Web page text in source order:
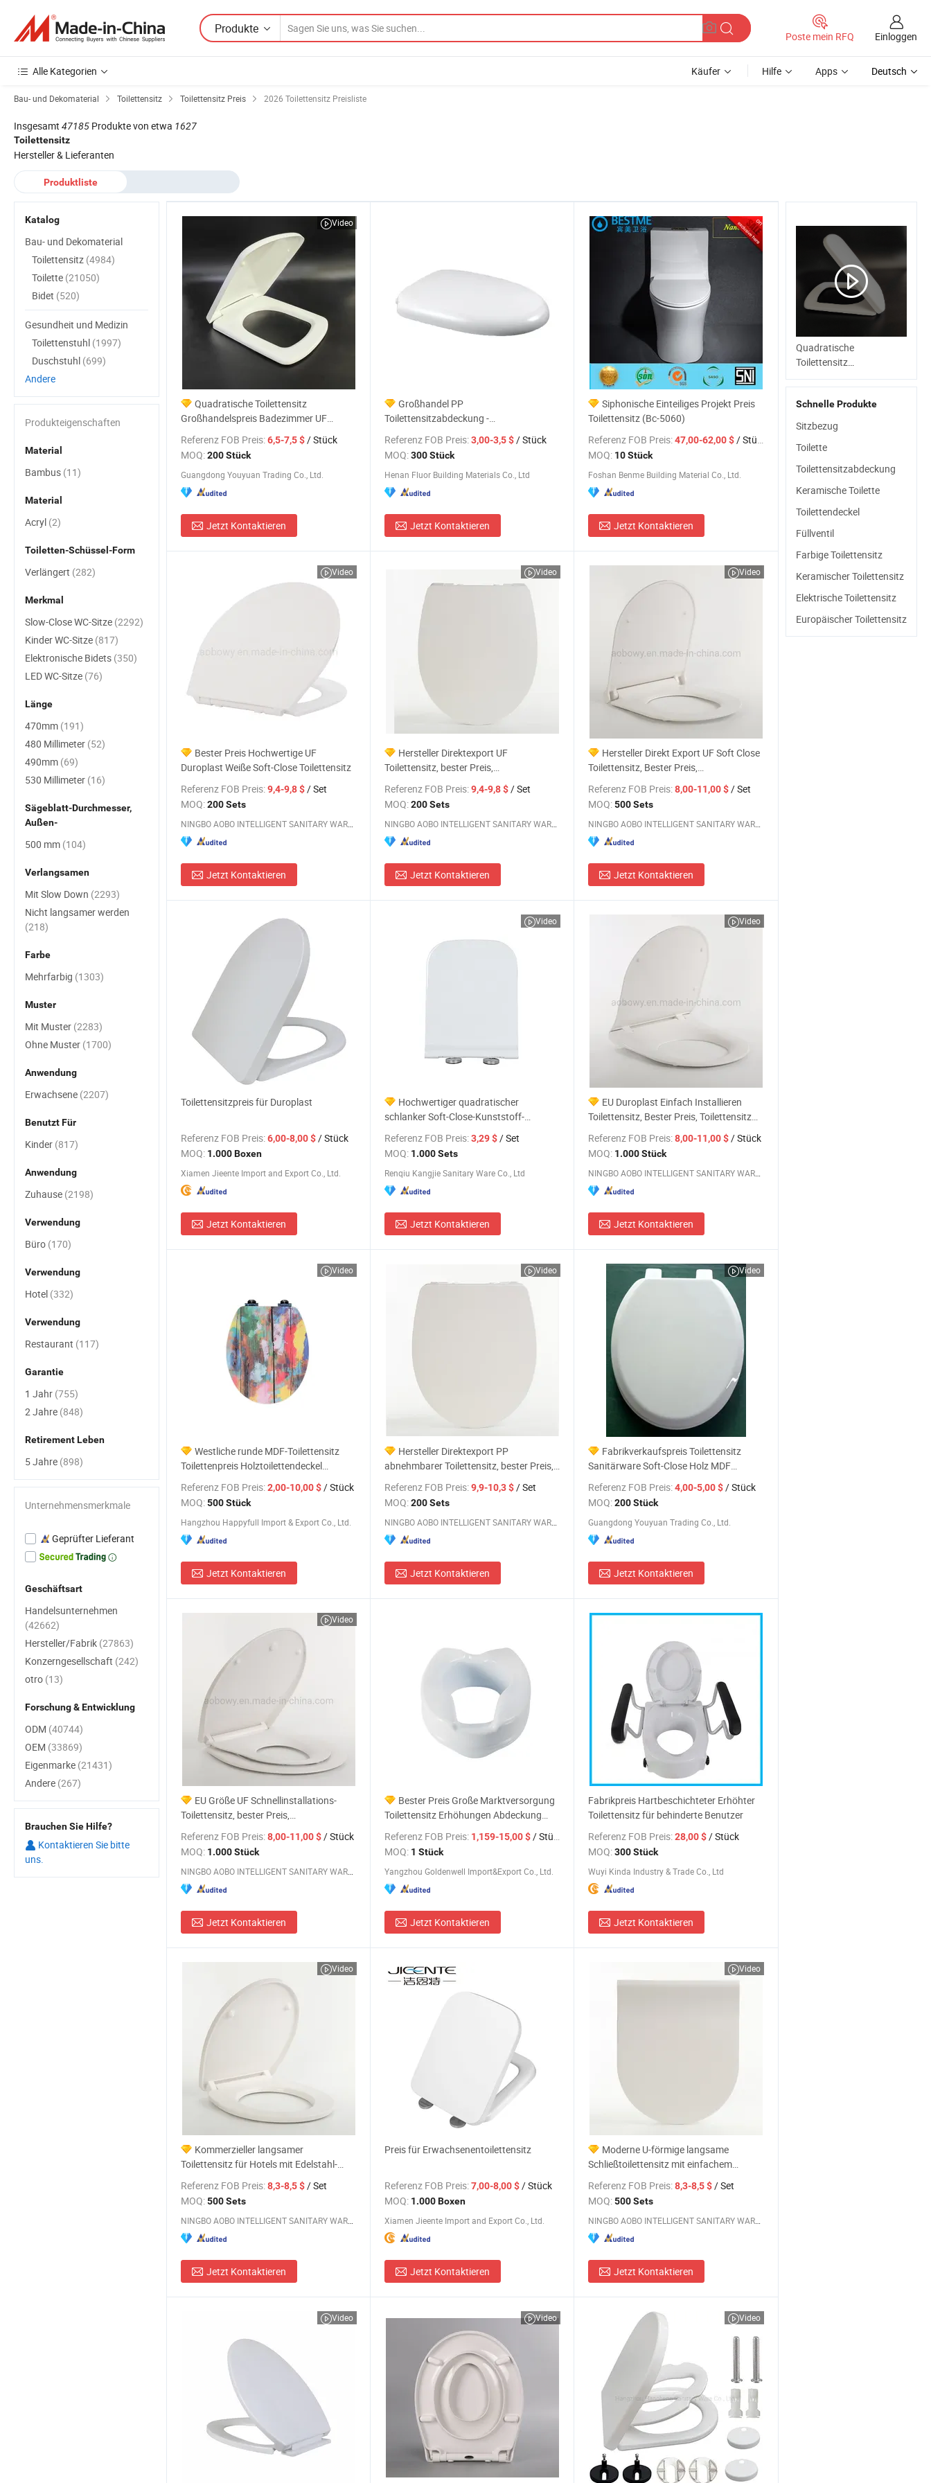
Produkte
Poste mein RFQ Einloggen
Alle Kategorien Käufer Hilfe Apps Deutsch
Bau- und Dekomaterial Toilettensitz Toilettensitz Preis 2026 Toilettensitz Preisliste
Insgesamt 47185 Produkte von etwa 1627
Toilettensitz
Hersteller & Lieferanten
Produktliste
Video
Quadratische Toilettensitz
Großhandelspreis Badezimmer UF
Toilettensitz
Referenz FOB Preis:6,5-7,5 $/ Stück
MOQ:200 Stück
Guangdong Youyuan Trading Co., Ltd.
Jetzt Kontaktieren
Großhandel PP
Toilettensitzabdeckung -
Sanftschließende, geräuschlose, schnell
abnehmbare Universalpassform
Toilettensitz zum Fabrikpreis
Referenz FOB Preis:3,00-3,5 $/ Stück
MOQ:300 Stück
Henan Fluor Building Materials Co., Ltd
Jetzt Kontaktieren
Siphonische Einteiliges Projekt Preis
Toilettensitz (Bc-5060)
Referenz FOB Preis:47,00-62,00 $/ Stück
MOQ: 10 Stück
Foshan Benme Building Material Co., Ltd.
Jetzt Kontaktieren
Video
Bester Preis Hochwertige UF
Duroplast Weiße Soft-Close Toilettensitz
Referenz FOB Preis:9,4-9,8 $/ Set
MOQ:200 Sets
Jetzt Kontaktieren
Video
Hersteller Direktexport UF
Toilettensitz, bester Preis,
Badezimmerzubehör
Referenz FOB Preis:9,4-9,8 $/ Set
MOQ:200 Sets
NINGBO AOBO INTELLIGENT SANITARY WARE CO., LTD.
Jetzt Kontaktieren
Video
Hersteller Direkt Export UF Soft Close
Toilettensitz, Bester Preis,
Kindertoilettensitz (Au101)
Referenz FOB Preis:8,00-11,00 $/ Set
MOQ:500 Sets
NINGBO AOBO INTELLIGENT SANITARY WARE CO., LTD.
Jetzt Kontaktieren
Toilettensitzpreis für Duroplast
Referenz FOB Preis:6,00-8,00 $/ Stück
MOQ: 1.000 Boxen
Xiamen Jieente Import and Export Co., Ltd.
Jetzt Kontaktieren
Video
Hochwertiger quadratischer
schlanker Soft-Close-Kunststoff-
Toilettensitz zu einem großartigen Preis
Referenz FOB Preis:3,29 $/ Set
MOQ: 1.000 Sets
Renqiu Kangjie Sanitary Ware Co., Ltd
Jetzt Kontaktieren
Video
EU Duroplast Einfach Installieren
Toilettensitz, Bester Preis, Toilettensitz
für Baby Erwachsene (Au245)
Referenz FOB Preis:8,00-11,00 $/ Stück
MOQ: 1.000 Stück
NINGBO AOBO INTELLIGENT SANITARY WARE CO., LTD.
Jetzt Kontaktieren
Video
Westliche runde MDF-Toilettensitz
Toilettenpreis Holztoilettendeckel
Sitzplätze
Referenz FOB Preis:2,00-10,00 $/ Stück
MOQ:500 Stück
Hangzhou Happyfull Import & Export Co., Ltd.
Jetzt Kontaktieren
Video
Hersteller Direktexport PP
abnehmbarer Toilettensitz, bester Preis,
Badezimmerzubehör
Referenz FOB Preis:9,9-10,3 $/ Set
MOQ:200 Sets
NINGBO AOBO INTELLIGENT SANITARY WARE CO., LTD.
Jetzt Kontaktieren
Video
Fabrikverkaufspreis Toilettensitz
Sanitärware Soft-Close Holz MDF
Toilettensitz
Referenz FOB Preis:4,00-5,00 $/ Stück
MOQ:200 Stück
Guangdong Youyuan Trading Co., Ltd.
Jetzt Kontaktieren
Video
EU Größe UF Schnellinstallations-
Toilettensitz, bester Preis,
Sanitärkeramiken (Au106qz)
Referenz FOB Preis:8,00-11,00 $/ Stück
MOQ: 1.000 Stück
Jetzt Kontaktieren
Bester Preis Große Marktversorgung
Toilettensitz Erhöhungen Abdeckung
Kunststoff PP
Referenz FOB Preis: 1,159-15,00 $/ Stück
MOQ: 1 Stück
Yangzhou Goldenwell Import&Export Co., Ltd.
Jetzt Kontaktieren
Fabrikpreis Hartbeschichteter Erhöhter
Toilettensitz für behinderte Benutzer
Referenz FOB Preis:28,00 $/ Stück
MOQ:300 Stück
Wuyi Kinda Industry & Trade Co., Ltd
Jetzt Kontaktieren
Video
Kommerzieller langsamer
Toilettensitz für Hotels mit Edelstahl-
Scharnieren (schwer belastbar)
Referenz FOB Preis:8,3-8,5 $/ Set
MOQ:500 Sets
Jetzt Kontaktieren
Preis für Erwachsenentoilettensitz
Referenz FOB Preis:7,00-8,00 $/ Stück
MOQ: 1.000 Boxen
Xiamen Jieente Import and Export Co., Ltd.
Jetzt Kontaktieren
Video
Moderne U-förmige langsame
Schließtoilettensitz mit einfachem
Installationskit (patentiert)
Referenz FOB Preis:8,3-8,5 $/ Set
MOQ:500 Sets
NINGBO AOBO INTELLIGENT SANITARY WARE CO., LTD.
Jetzt Kontaktieren
Video Video Video
Quadratische
Toilettensitz
Großhandelspreis
Badezimmer UF
Toilettensitz
Schnelle Produkte
Sitzbezug
Toilette
Toilettensitzabdeckung
Keramische Toilette
Toilettendeckel
Füllventil
Farbige Toilettensitz
Keramischer Toilettensitz
Elektrische Toilettensitz
Europäischer Toilettensitz
Katalog
Bau- und Dekomaterial
Toilettensitz (4984)
Toilette (21050)
Bidet (520)
Gesundheit und Medizin
Toilettenstuhl (1997)
Duschstuhl (699)
Andere
Produkteigenschaften
Material
Bambus (11)
Material
Acryl (2)
Toiletten-Schüssel-Form
Verlängert (282)
Merkmal
Slow-Close WC-Sitze (2292)
Kinder WC-Sitze (817)
Elektronische Bidets (350)
LED WC-Sitze (76)
Länge
470mm (191)
480 Millimeter (52)
490mm (69)
530 Millimeter (16)
Sägeblatt-Durchmesser,
Außen-
500 mm (104)
Verlangsamen
Mit Slow Down (2293)
Nicht langsamer werden
(218)
Farbe
Mehrfarbig (1303)
Muster
Mit Muster (2283)
Ohne Muster (1700)
Anwendung
Erwachsene (2207)
Benutzt Für
Kinder (817)
Anwendung
Zuhause (2198)
Verwendung
Büro (170)
Verwendung
Hotel (332)
Verwendung
Restaurant (117)
Garantie
1 Jahr (755)
2 Jahre (848)
Retirement Leben
5 Jahre (898)
Unternehmensmerkmale
Geprüfter Lieferant
Geschäftsart
Handelsunternehmen
(42662)
Hersteller/Fabrik (27863)
Konzerngesellschaft (242)
otro (13)
Forschung & Entwicklung
ODM (40744)
OEM (33869)
Eigenmarke (21431)
Andere (267)
Brauchen Sie Hilfe?
Kontaktieren Sie bitte
uns.